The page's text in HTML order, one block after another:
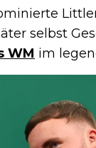
selbst
WM im